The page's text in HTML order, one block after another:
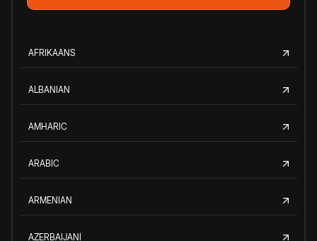
AFRIKAANS
ALBANIAN
AMHARIC
ARABIC
ARMENIAN
AZERBAIJANI